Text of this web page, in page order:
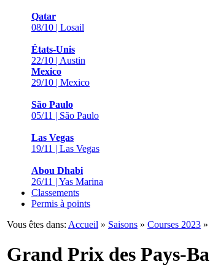
Qatar
08/10 | Losail
États-Unis
22/10 | Austin
Mexico
29/10 | Mexico
São Paulo
05/11 | São Paulo
Las Vegas
19/11 | Las Vegas
Abou Dhabi
26/11 | Yas Marina
Classements
Permis à points
Vous êtes dans: Accueil » Saisons » Courses 2023 »
Grand Prix des Pays-